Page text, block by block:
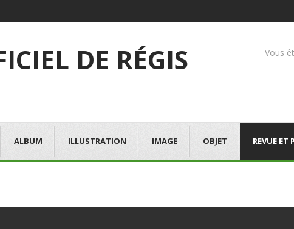
DE RÉGIS Vous
ALBUM ILLUSTRATION IMAGE OBJET REVUE ET